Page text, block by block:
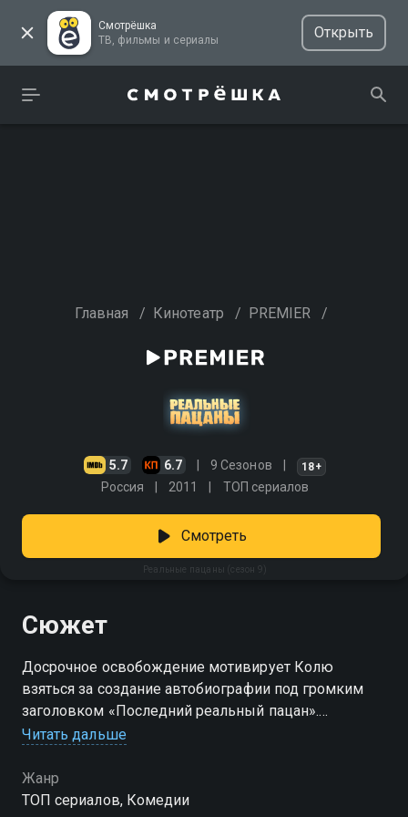
Смотрёшка
ТВ, фильмы и сериалы
Открыть
Главная / Кинотеатр / PREMIER /
5.7 6.7 9 Сезонов 18+
Россия 2011 ТОП сериалов
Реальные пацаны (сезон 9)
Смотреть
Сюжет
Досрочное освобождение мотивирует Колю
взяться за создание автобиографии под громким
заголовком «Последний реальный пацан».
Одновременно юноша получает поручение заново
проходит крайне непросто. Лера нанимает
профессионального писателя ради помощи супругу,
Читать дальше
Жанр
ТОП сериалов, Комедии